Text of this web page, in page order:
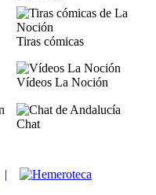
Tiras cómicas
Vídeos La Noción
Chat
|